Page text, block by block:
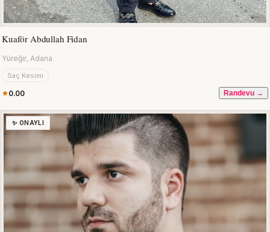
Kuaför Abdullah Fidan
Yüreğir, Adana
Saç Kesimi
0.00 Randevu →
✨ ONAYLI